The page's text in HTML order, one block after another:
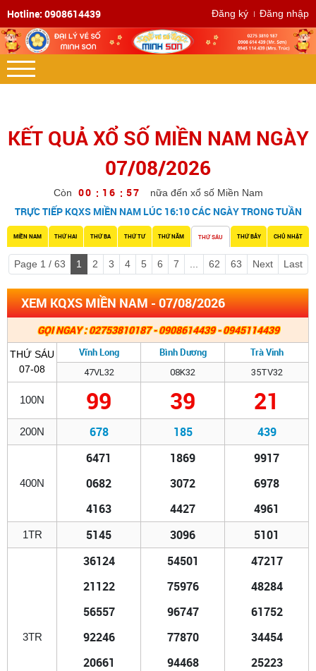
Hotline: 0908614439 Đăng ký Đăng nhập
KẾT QUẢ XỔ SỐ MIỀN NAM NGÀY
07/08/2026
Còn 00 : 1 6 : 5 7 nữa đến xổ số Miền Nam
TRỰC TIẾP KQXS MIỀN NAM LÚC 16:10 CÁC NGÀY TRONG TUẦN
MIỀN NAM THỨ HAI THỨ BA THỨ TƯ THỨ NĂM THỨ SÁU THỨ BẢY CHỦ NHẬT
Page 1 / 63 1 2 3 4 5 6 7 62 63 Next Last
XEM KQXS MIỀN NAM - 07/08/2026
GỌI NGAY : 02753810187 - 0908614439 - 0945114439
THỨ SÁU
07-08
Vĩnh Long Bình Dương Trà Vinh
47VL32 08K32 35TV32
100N 99 39 21
200N 678 185 439
400N
6471
0682
4163
1869
3072
4427
9917
6978
4961
1TR 5145 3096 5101
3TR
36124
21122
56557
92246
20661
54501
75976
96747
77870
94468
47217
48284
61752
34454
25223